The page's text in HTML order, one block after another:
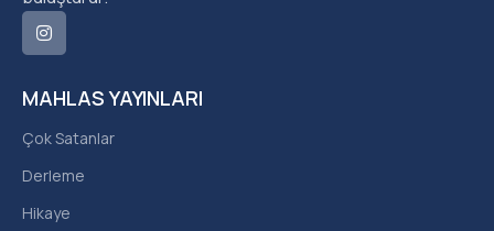
MAHLAS YAYINLARI
Çok Satanlar
Derleme
Hikaye